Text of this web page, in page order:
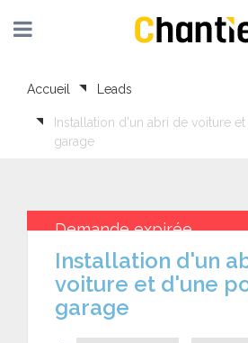
Accueil Leads
Installation d'un abri de voiture
garage
Demande expirée
Installation d'un abri de
voiture et d'une
garage